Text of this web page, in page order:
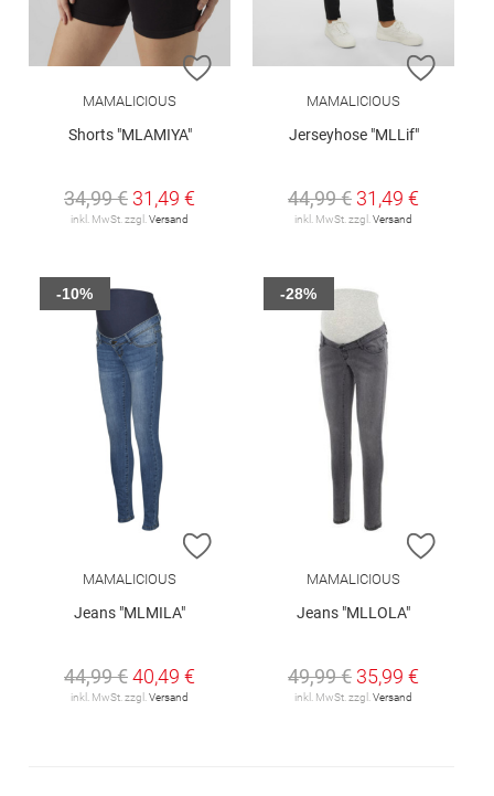
ZUR WUNSCHLISTE HINZUFÜGEN
MAMALICIOUS
Shorts "MLAMIYA"
34,99 € 31,49 €
inkl. MwSt. zzgl.Versand
ZUR
MAMALICIOUS
Jerseyhose "MLLif"
44,99 € 31,49 €
inkl. MwSt. zzgl.Versand
ZUR WUNSCHLISTE HINZUFÜGEN
MAMALICIOUS
Jeans "MLMILA"
44,99 €40,49 €
inkl. MwSt. zzgl. Versand
-10%
ZUR
MAMALICIOUS
Jeans "MLLOLA"
49,99 € 35,99 €
inkl. MwSt. zzgl. Versand
-28%